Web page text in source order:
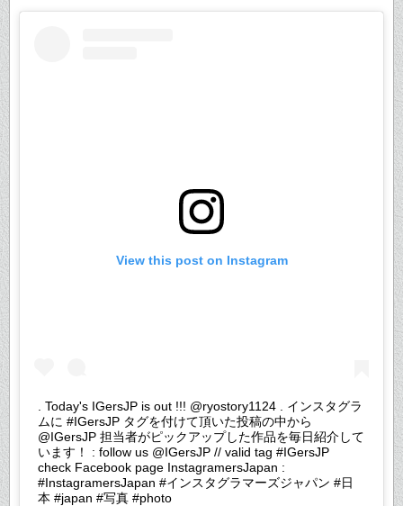
View this post on Instagram
. Today's IGersJP is out !!! @ryostory1124 . インスタグラ
ムに #IGersJP タグを付けて頂いた投稿の中から
@IGersJP 担当者がピックアップした作品を毎日紹介して
います！ : follow us @IGersJP // valid tag #IGersJP
check Facebook page InstagramersJapan :
#InstagramersJapan #インスタグラマーズジャパン #日
本 #japan #写真 #photo